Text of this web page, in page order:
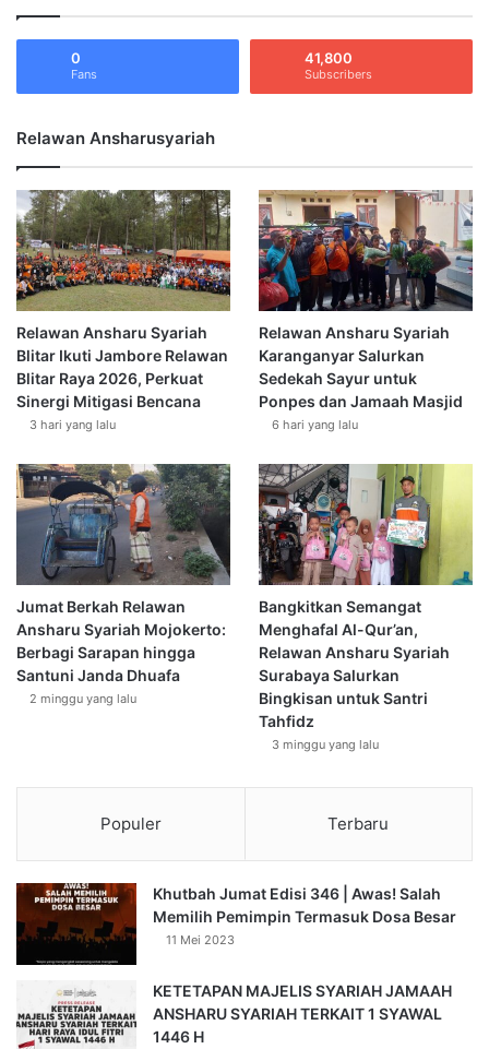
0
Fans
41,800
Subscribers
Relawan Ansharusyariah
Relawan Ansharu Syariah
Blitar Ikuti Jambore Relawan
Blitar Raya 2026, Perkuat
Sinergi Mitigasi Bencana
3 hari yang lalu
Relawan Ansharu Syariah
Karanganyar Salurkan
Sedekah Sayur untuk
Ponpes dan Jamaah Masjid
6 hari yang lalu
Jumat Berkah Relawan
Ansharu Syariah Mojokerto:
Berbagi Sarapan hingga
Santuni Janda Dhuafa
2 minggu yang lalu
Bangkitkan Semangat
Menghafal Al-Qur’an,
Relawan Ansharu Syariah
Surabaya Salurkan
Bingkisan untuk Santri
Tahfidz
3 minggu yang lalu
Populer Terbaru
Khutbah Jumat Edisi 346 | Awas! Salah
Memilih Pemimpin Termasuk Dosa Besar
11 Mei 2023
KETETAPAN MAJELIS SYARIAH JAMAAH
ANSHARU SYARIAH TERKAIT 1 SYAWAL
1446 H